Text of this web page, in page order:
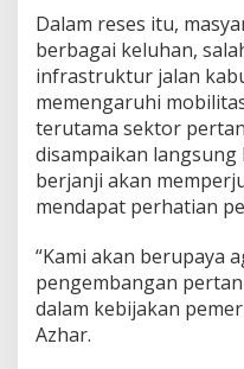
Dalam reses itu,
berbagai keluhan,
infrastruktur jalan
memengaruhi
terutama sektor
disampaikan langsung
berjanji akan
mendapat perhatian
“Kami akan berupaya
pengembangan
dalam kebijakan
Azhar.